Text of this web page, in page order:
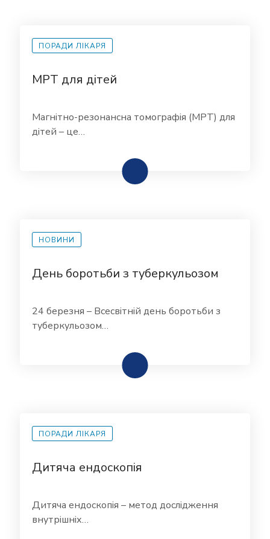
ПОРАДИ ЛІКАРЯ
МРТ для дітей
Магнітно-резонансна томографія (МРТ) для
дітей – це…
НОВИНИ
День боротьби з туберкульозом
24 березня – Всесвітній день боротьби з
туберкульозом…
ПОРАДИ ЛІКАРЯ
Дитяча ендоскопія
Дитяча ендоскопія – метод дослідження
внутрішніх…